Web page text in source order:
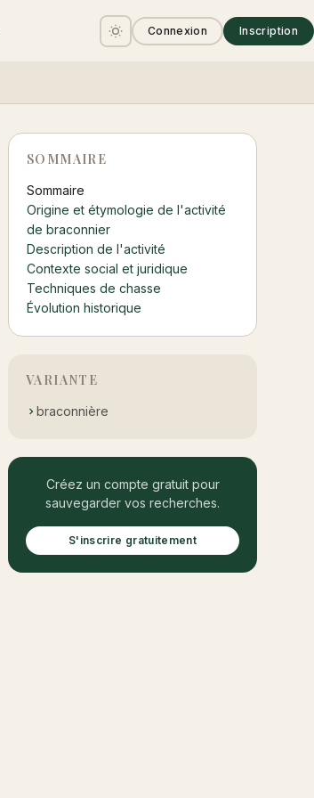
Connexion Inscription
SOMMAIRE
Sommaire
Origine et étymologie de l'activité
de braconnier
Description de l'activité
Contexte social et juridique
Techniques de chasse
Évolution historique
VARIANTE
braconnière
Créez un compte gratuit pour
sauvegarder vos recherches.
S'inscrire gratuitement